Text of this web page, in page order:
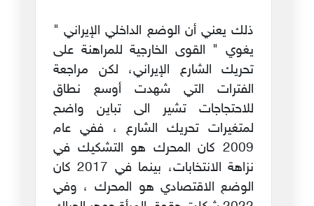
ذلك يعني أن الوضع الداخلي الإيراني "
يغوي " القوى الخارجية للمراهنة على
تحريك الشارع الإيراني، لكن مراجعة
الفترات التي شهدت أوسع نطاق
للاحتجاجات تشير الى تباين واضح
لمتغيرات تحريك الشارع ، ففي عام
2009 كان المحرك هو التشكيك في
نزاهة الانتخابات، بينما في 2017 كان
الوضع الاقتصادي هو المحرك ، وفي